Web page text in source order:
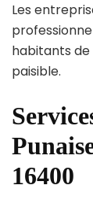
Les
habitants
paisible.
16400